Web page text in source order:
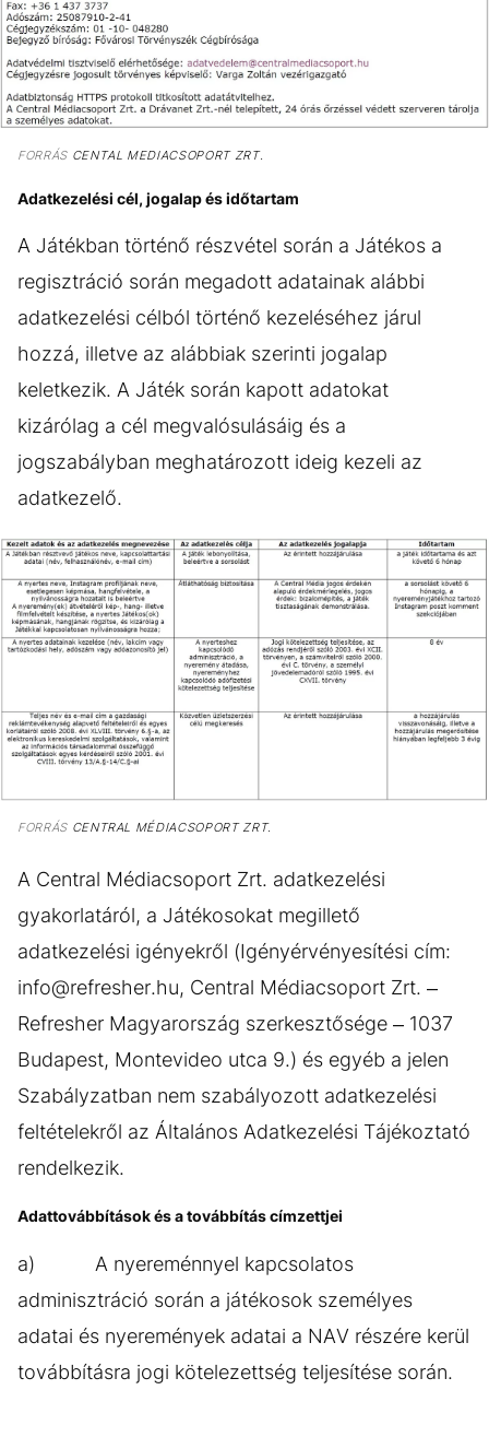
FORRÁSCENTAL MEDIACSOPORT ZRT.
Adatkezelési cél, jogalap és időtartam
A Játékban történő részvétel során a Játékos a
regisztráció során megadott adatainak alábbi
adatkezelési célból történő kezeléséhez járul
hozzá, illetve az alábbiak szerinti jogalap
keletkezik. A Játék során kapott adatokat
kizárólag a cél megvalósulásáig és a
jogszabályban meghatározott ideig kezeli az
adatkezelő.
FORRÁSCENTRAL MÉDIACSOPORT ZRT.
A Central Médiacsoport Zrt. adatkezelési
gyakorlatáról, a Játékosokat megillető
adatkezelési igényekről (Igényérvényesítési cím:
info@refresher.hu, Central Médiacsoport Zrt. –
Refresher Magyarország szerkesztősége – 1037
Budapest, Montevideo utca 9.) és egyéb a jelen
Szabályzatban nem szabályozott adatkezelési
feltételekről az Általános Adatkezelési Tájékoztató
rendelkezik.
Adattovábbítások és a továbbítás címzettjei
a) A nyereménnyel kapcsolatos
adminisztráció során a játékosok személyes
adatai és nyeremények adatai a NAV részére kerül
továbbításra jogi kötelezettség teljesítése során.